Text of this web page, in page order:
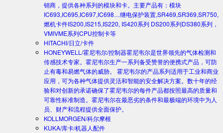
销商，提供各种系列的模块和卡。主要产品有：模块
IC693,IC695,IC697,IC698…继电保护装置,SR469,SR369,SR750,
燃机卡件IS200,IS215,IS220, IS420系列 DS200系列DS380系列，
VMIVME系列CPU控制卡等
HITACHI/日立/卡件
HONEYWELL/霍尼韦尔/控制器霍尼韦尔是世界领先的气体检测和
传感技术专家。霍尼韦尔生产一系列备受赞誉的便携式产品，可防
止有毒和易燃气体的威胁。 霍尼韦尔的产品系列适用于工业和商业
应用，可为各种气体提供灵活和智能的安全解决方案。数十年的经
验和对创新的承诺确保了霍尼韦尔的每件产品都按照最高的质量和
可靠性标准制造。霍尼韦尔在最恶劣的条件和最极端的环境中为人
员、财产和流程提供全面保护。
KOLLMORGEN/科尔摩根
KUKA/库卡/机器人配件